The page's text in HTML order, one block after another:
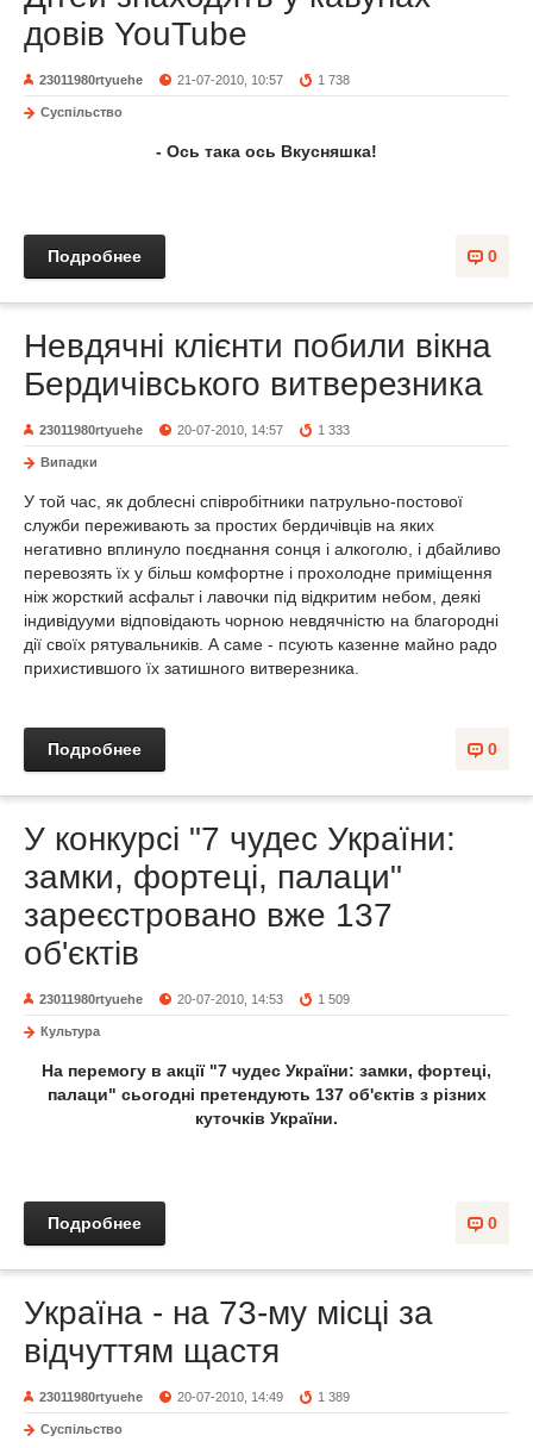
довів YouTube
23011980rtyuehe 21-07-2010, 10:57 1 738
Суспільство
- Ось така ось Вкусняшка!
0
Подробнее
Невдячні клієнти побили вікна
Бердичівського витверезника
23011980rtyuehe 20-07-2010, 14:57 1 333
Випадки
У той час, як доблесні співробітники патрульно-постової
служби переживають за простих бердичівців на яких
негативно вплинуло поєднання сонця і алкоголю, і дбайливо
перевозять їх у більш комфортне і прохолодне приміщення
ніж жорсткий асфальт і лавочки під відкритим небом, деякі
індивідууми відповідають чорною невдячністю на благородні
дії своїх рятувальників. А саме - псують казенне майно радо
прихистившого їх затишного витверезника.
0
Подробнее
У конкурсі "7 чудес України:
замки, фортеці, палаци"
зареєстровано вже 137
об'єктів
23011980rtyuehe 20-07-2010, 14:53 1 509
Культура
На перемогу в акції "7 чудес України: замки, фортеці,
палаци" сьогодні претендують 137 об'єктів з різних
куточків України.
0
Подробнее
Україна - на 73-му місці за
відчуттям щастя
23011980rtyuehe 20-07-2010, 14:49 1 389
Суспільство